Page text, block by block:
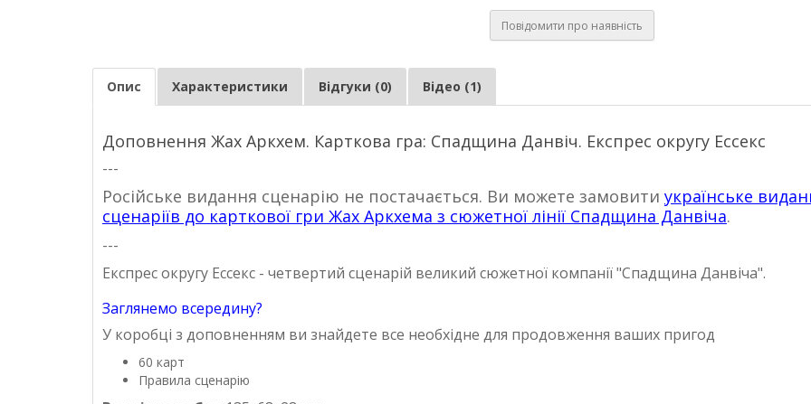
Повідомити про наявність
Опис Характеристики Відгуки (0) Відео (1)
Доповнення Жах Аркхем. Карткова гра: Спадщина Данвіч. Експрес округу Ессекс
---
Російське видання сценарію не постачається. Ви можете замовити українське
сценаріїв до карткової гри Жах Аркхема з сюжетної лінії Спадщина Данвіча.
---
Експрес округу Ессекс - четвертий сценарій великий сюжетної компанії "Спадщина Данвіча".
Заглянемо всередину?
У коробці з доповненням ви знайдете все необхідне для продовження ваших пригод
60 карт
Правила сценарію